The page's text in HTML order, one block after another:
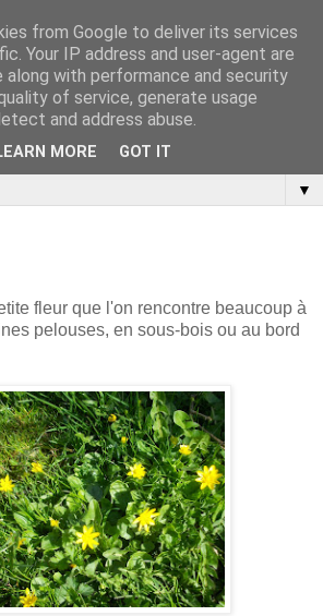
▼
fleur que l'on rencontre beaucoup à
pelouses, en sous-bois ou au bord
from Google to deliver its services
Your IP address and user-agent are
along with performance and security
of service, generate usage
and address abuse.
MORE GOT IT